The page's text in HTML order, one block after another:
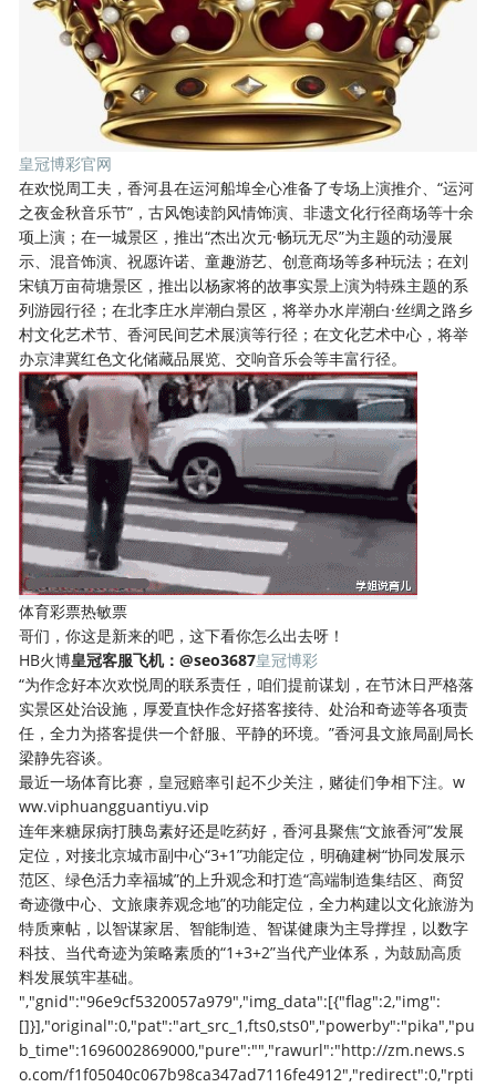
皇冠博彩官网
在欢悦周工夫，香河县在运河船埠全心准备了专场上演推介、“运河
之夜金秋音乐节”，古风饱读韵风情饰演、非遗文化行径商场等十余
项上演；在一城景区，推出“杰出次元·畅玩无尽”为主题的动漫展
示、混音饰演、祝愿许诺、童趣游艺、创意商场等多种玩法；在刘
宋镇万亩荷塘景区，推出以杨家将的故事实景上演为特殊主题的系
列游园行径；在北李庄水岸潮白景区，将举办水岸潮白·丝绸之路乡
村文化艺术节、香河民间艺术展演等行径；在文化艺术中心，将举
办京津冀红色文化储藏品展览、交响音乐会等丰富行径。
体育彩票热敏票
哥们，你这是新来的吧，这下看你怎么出去呀！
HB火博皇冠客服飞机：@seo3687皇冠博彩
“为作念好本次欢悦周的联系责任，咱们提前谋划，在节沐日严格落
实景区处治设施，厚爱直快作念好搭客接待、处治和奇迹等各项责
任，全力为搭客提供一个舒服、平静的环境。”香河县文旅局副局长
梁静先容谈。
最近一场体育比赛，皇冠赔率引起不少关注，赌徒们争相下注。w
ww.viphuangguantiyu.vip
连年来糖尿病打胰岛素好还是吃药好，香河县聚焦“文旅香河”发展
定位，对接北京城市副中心“3+1”功能定位，明确建树“协同发展示
范区、绿色活力幸福城”的上升观念和打造“高端制造集结区、商贸
奇迹微中心、文旅康养观念地”的功能定位，全力构建以文化旅游为
特质柬帖，以智谋家居、智能制造、智谋健康为主导撑捏，以数字
科技、当代奇迹为策略素质的“1+3+2”当代产业体系，为鼓励高质
料发展筑牢基础。
","gnid":"96e9cf5320057a979","img_data":[{"flag":2,"img":
[]}],"original":0,"pat":"art_src_1,fts0,sts0","powerby":"pika","pu
b_time":1696002869000,"pure":"","rawurl":"http://zm.news.s
o.com/f1f05040c067b98ca347ad7116fe4912","redirect":0,"rpti